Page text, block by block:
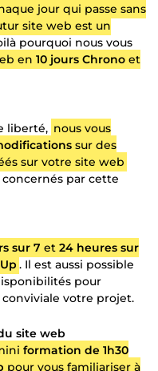
jour qui passe sans
site web est un
pourquoi nous vous
en 10 jours Chronoet
liberté, nous vous
sur des
sur votre site web
concernés par cette
sur 7 et 24 heures sur
. Il est aussi possible
pour
votre projet.
site web
formation de 1h30
pour vous familiariser à